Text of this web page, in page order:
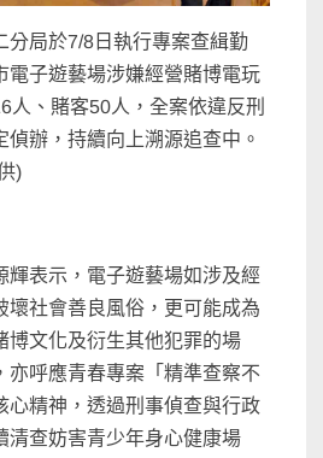
分局於7/8日執行專案查緝勤
電子遊藝場涉嫌經營賭博電玩
人、賭客50人，全案依違反刑
偵辦，持續向上溯源追查中。
)
輝表示，電子遊藝場如涉及經
壞社會善良風俗，更可能成為
博文化及衍生其他犯罪的場
亦呼應青春專案「精準查察不
心精神，透過刑事偵查與行政
清查妨害青少年身心健康場